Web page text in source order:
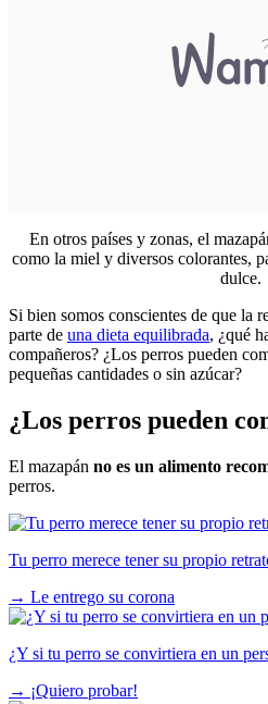
En otros países y zonas, el
como la miel y diversos colorantes,
dulce.
Si bien somos conscientes de que la
parte de una dieta equilibrada, ¿qué
compañeros? ¿Los perros pueden
pequeñas cantidades o sin azúcar?
¿Los perros pueden
El mazapán no es un alimento
perros.
Tu perro merece tener su propio
→ Le entrego su corona
¿Y si tu perro se convirtiera en un
→ ¡Quiero probar!